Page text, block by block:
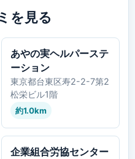
を見る
あやの実ヘルパーステ
ーション
東京都台東区寿2-2-7第2
松栄ビル1階
約1.0km
企業組合労協センター